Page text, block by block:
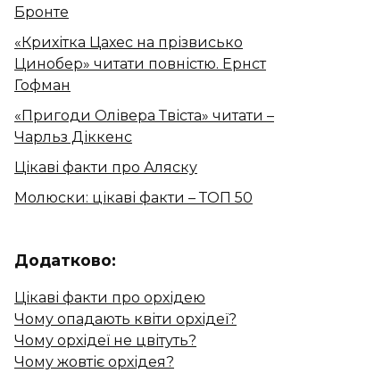
Бронте
«Крихітка Цахес на прізвисько
Цинобер» читати повністю. Ернст
Гофман
«Пригоди Олівера Твіста» читати –
Чарльз Діккенс
Цікаві факти про Аляску
Молюски: цікаві факти – ТОП 50
Додатково:
Цікаві факти про орхідею
Чому опадають квіти орхідеї?
Чому орхідеї не цвітуть?
Чому жовтіє орхідея?